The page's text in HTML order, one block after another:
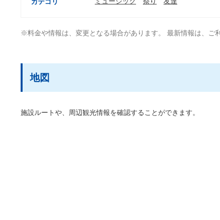
※料金や情報は、変更となる場合があります。 最新情報は、ご
地図
施設ルートや、周辺観光情報を確認することができます。